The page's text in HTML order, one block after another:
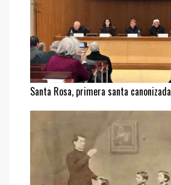
Santa Rosa, primera santa canonizada